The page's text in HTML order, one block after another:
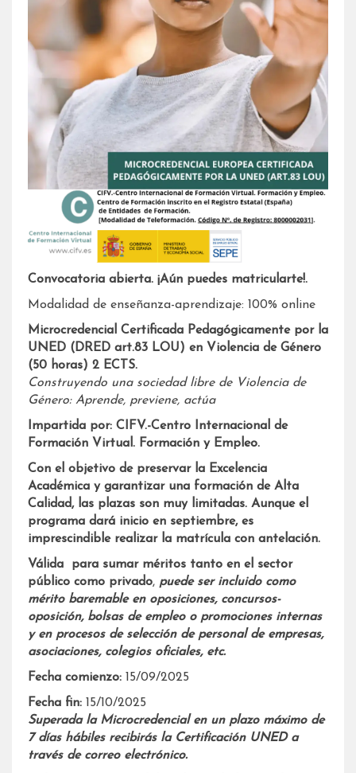
Convocatoria abierta. ¡Aún puedes matricularte!.
Modalidad de enseñanza-aprendizaje: 100% online
Microcredencial Certificada Pedagógicamente por la
UNED (DRED art.83 LOU) en Violencia de Género
(50 horas) 2 ECTS.
Construyendo una sociedad libre de Violencia de
Género: Aprende, previene, actúa
Impartida por: CIFV.-Centro Internacional de
Formación Virtual. Formación y Empleo.
Con el objetivo de preservar la Excelencia
Académica y garantizar una formación de Alta
Calidad, las plazas son muy limitadas. Aunque el
programa dará inicio en septiembre, es
imprescindible realizar la matrícula con antelación.
Válida para sumar méritos tanto en el sector
público como privado, puede ser incluido como
mérito baremable en oposiciones, concursos-
oposición, bolsas de empleo o promociones internas
y en procesos de selección de personal de empresas,
asociaciones, colegios oficiales, etc.
Fecha comienzo: 15/09/2025
Fecha fin: 15/10/2025
Superada la Microcredencial en un plazo máximo de
7 días hábiles recibirás la Certificación UNED a
través de correo electrónico.